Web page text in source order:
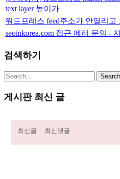
text layer 높이가
워드프레스 feed주소가 안열리고
seoinkorea.com 접근 에러 문의 -
검색하기
게시판 최신 글
최신글 최신댓글